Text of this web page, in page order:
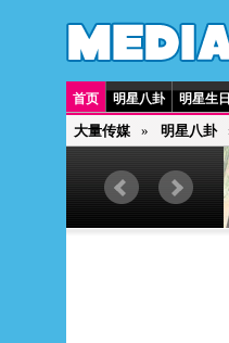
首页 明星八卦 明星生日
大量传媒 明星八卦